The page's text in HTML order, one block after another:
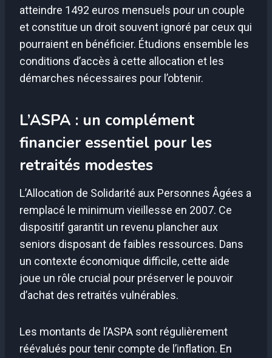
atteindre 1492 euros mensuels pour un couple
et constitue un droit souvent ignoré par ceux qui
pourraient en bénéficier. Étudions ensemble les
conditions d’accès à cette allocation et les
démarches nécessaires pour l’obtenir.
L’ASPA : un complément
financier essentiel pour les
retraités modestes
L’Allocation de Solidarité aux Personnes Âgées a
remplacé le minimum vieillesse en 2007. Ce
dispositif garantit un revenu plancher aux
seniors disposant de faibles ressources. Dans
un contexte économique difficile, cette aide
joue un rôle crucial pour préserver le pouvoir
d’achat des retraités vulnérables.
Les montants de l’ASPA sont régulièrement
réévalués pour tenir compte de l’inflation. En